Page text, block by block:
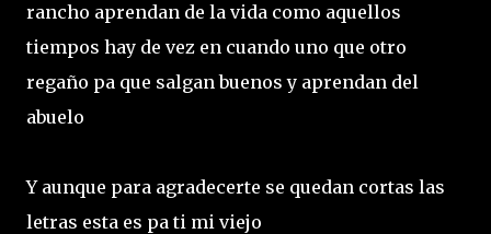
rancho aprendan de la vida como aquellos
tiempos hay de vez en cuando uno que otro
regaño pa que salgan buenos y aprendan del
abuelo
Y aunque para agradecerte se quedan cortas las
letras esta es pa ti mi viejo